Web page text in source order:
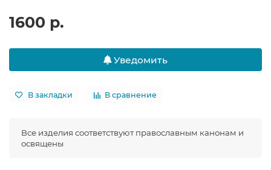
1600 р.
Уведомить
В закладки В сравнение
Все изделия соответствуют православным канонам и
освящены